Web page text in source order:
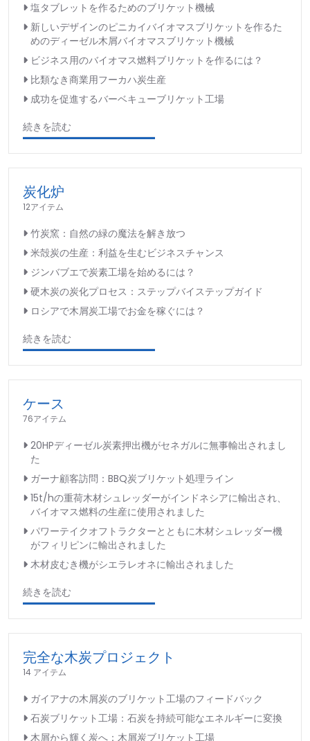
塩タブレットを作るためのブリケット機械
新しいデザインのピニカイバイオマスブリケットを作るた
めのディーゼル木屑バイオマスブリケット機械
ビジネス用のバイオマス燃料ブリケットを作るには？
比類なき商業用フーカハ炭生産
成功を促進するバーベキューブリケット工場
続きを読む
炭化炉
12アイテム
竹炭窯：自然の緑の魔法を解き放つ
米殻炭の生産：利益を生むビジネスチャンス
ジンバブエで炭素工場を始めるには？
硬木炭の炭化プロセス：ステップバイステップガイド
ロシアで木屑炭工場でお金を稼ぐには？
続きを読む
ケース
76アイテム
20HPディーゼル炭素押出機がセネガルに無事輸出されまし
た
ガーナ顧客訪問：BBQ炭ブリケット処理ライン
15t/hの重荷木材シュレッダーがインドネシアに輸出され、
バイオマス燃料の生産に使用されました
パワーテイクオフトラクターとともに木材シュレッダー機
がフィリピンに輸出されました
木材皮むき機がシエラレオネに輸出されました
続きを読む
完全な木炭プロジェクト
14 アイテム
ガイアナの木屑炭のブリケット工場のフィードバック
石炭ブリケット工場：石炭を持続可能なエネルギーに変換
木屑から輝く炭へ：木屑炭ブリケット工場